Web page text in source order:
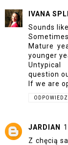
IVANA
Sounds
Mature
younger
question
If we are
ODPOWIEDZ
JARDIAN
Z chęcią